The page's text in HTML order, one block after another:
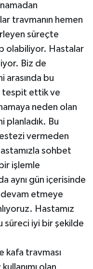
travmanın hemen
süreçte
olabiliyor. Hastalar
Biz de
arasında bu
tespit ettik ve
neden olan
planladık. Bu
vermeden
sohbet
işlemle
aynı gün içerisinde
devam etmeye
Hastamız
süreci iyi bir şekilde
kafa travması